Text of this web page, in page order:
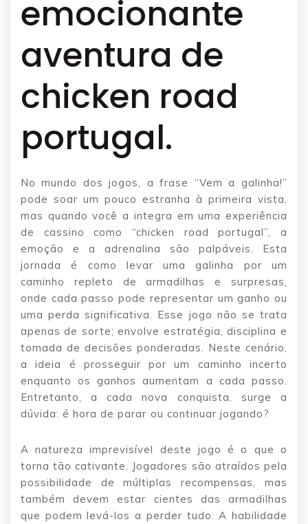
emocionante
aventura de
chicken road
portugal.
No mundo dos jogos, a frase “Vem a galinha!”
pode soar um pouco estranha à primeira vista,
mas quando você a integra em uma experiência
de cassino como “chicken road portugal”, a
emoção e a adrenalina são palpáveis. Esta
jornada é como levar uma galinha por um
caminho repleto de armadilhas e surpresas,
onde cada passo pode representar um ganho ou
uma perda significativa. Esse jogo não se trata
apenas de sorte; envolve estratégia, disciplina e
tomada de decisões ponderadas. Neste cenário,
a ideia é prosseguir por um caminho incerto
enquanto os ganhos aumentam a cada passo.
Entretanto, a cada nova conquista, surge a
dúvida: é hora de parar ou continuar jogando?
A natureza imprevisível deste jogo é o que o
torna tão cativante. Jogadores são atraídos pela
possibilidade de múltiplas recompensas, mas
também devem estar cientes das armadilhas
que podem levá-los a perder tudo. A habilidade